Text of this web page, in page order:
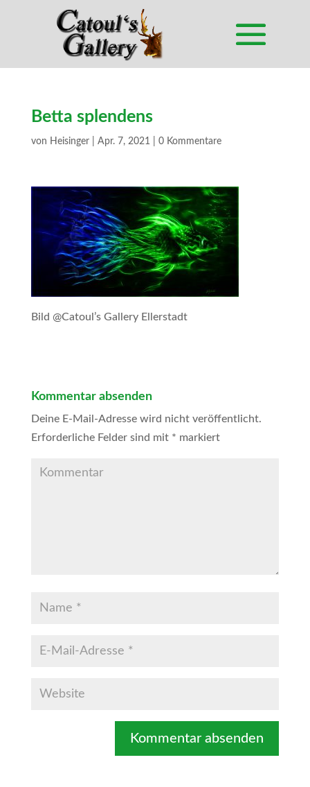
Betta splendens
von Heisinger| Apr. 7, 2021 0 Kommentare
Bild @Catoul’s Gallery Ellerstadt
Kommentar absenden
Deine E-Mail-Adresse wird nicht veröffentlicht.
Erforderliche Felder sind mit * markiert